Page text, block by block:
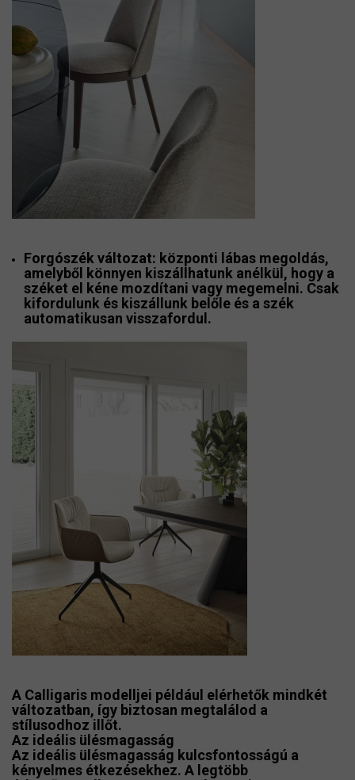
Forgószék változat: központi lábas megoldás,
amelyből könnyen kiszállhatunk anélkül, hogy a
széket el kéne mozdítani vagy megemelni. Csak
kifordulunk és kiszállunk belőle és a szék
automatikusan visszafordul.
A Calligaris modelljei például elérhetők mindkét
változatban, így biztosan megtalálod a
stílusodhoz illőt.
Az ideális ülésmagasság
Az ideális ülésmagasság kulcsfontosságú a
kényelmes étkezésekhez. A legtöbb